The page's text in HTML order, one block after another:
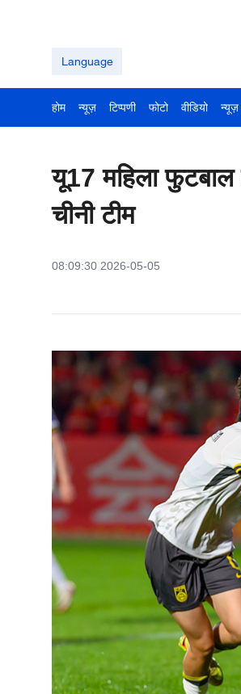
Language
होम न्यूज़ टिप्पणी फोटो वीडियो
यू17 महिला फुटबाल
चीनी टीम
08:09:30 2026-05-05